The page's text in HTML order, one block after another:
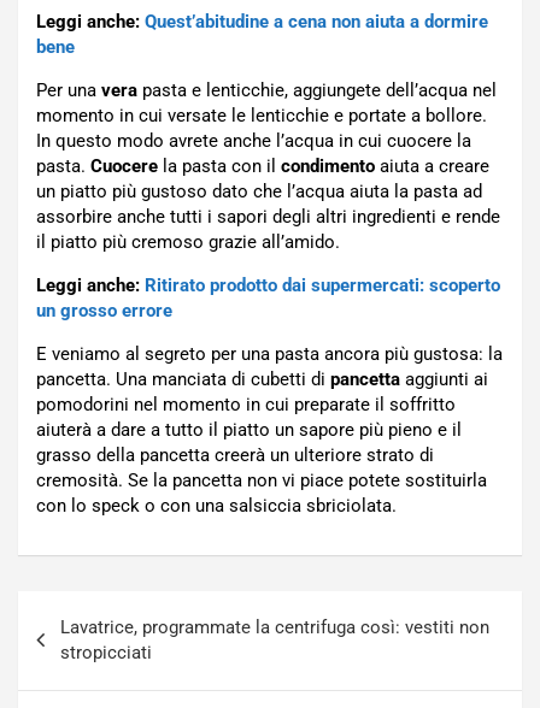
Leggi anche: Quest’abitudine a cena non aiuta a dormire
bene
Per una vera pasta e lenticchie, aggiungete dell’acqua nel
momento in cui versate le lenticchie e portate a bollore.
In questo modo avrete anche l’acqua in cui cuocere la
pasta. Cuocere la pasta con il condimento aiuta a creare
un piatto più gustoso dato che l’acqua aiuta la pasta ad
assorbire anche tutti i sapori degli altri ingredienti e rende
il piatto più cremoso grazie all’amido.
Leggi anche: Ritirato prodotto dai supermercati: scoperto
un grosso errore
E veniamo al segreto per una pasta ancora più gustosa: la
pancetta. Una manciata di cubetti di pancetta aggiunti ai
pomodorini nel momento in cui preparate il soffritto
aiuterà a dare a tutto il piatto un sapore più pieno e il
grasso della pancetta creerà un ulteriore strato di
cremosità. Se la pancetta non vi piace potete sostituirla
con lo speck o con una salsiccia sbriciolata.
articoli
Lavatrice, programmate la centrifuga così: vestiti non
stropicciati